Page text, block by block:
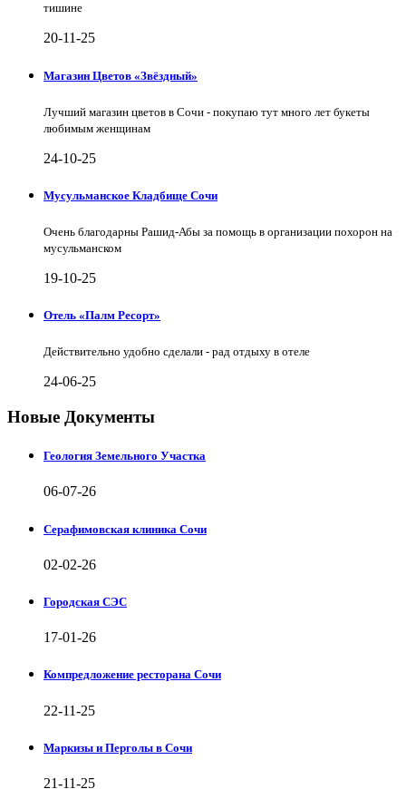
тишине
20-11-25
Магазин Цветов «Звёздный»
Лучший магазин цветов в Сочи - покупаю тут много лет букеты
любимым женщинам
24-10-25
Мусульманское Кладбище Сочи
Очень благодарны Рашид-Абы за помощь в организации похорон на
мусульманском
19-10-25
Отель «Палм Ресорт»
Действительно удобно сделали - рад отдыху в отеле
24-06-25
Новые Документы
Геология Земельного Участка
06-07-26
Серафимовская клиника Сочи
02-02-26
Городская СЭС
17-01-26
Компредложение ресторана Сочи
22-11-25
Маркизы и Перголы в Сочи
21-11-25